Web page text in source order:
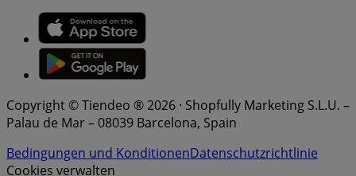
Copyright © Tiendeo ® 2026 · Shopfully Marketing S.L.U. –
Palau de Mar – 08039 Barcelona, Spain
Bedingungen und KonditionenDatenschutzrichtlinie
Cookies verwalten